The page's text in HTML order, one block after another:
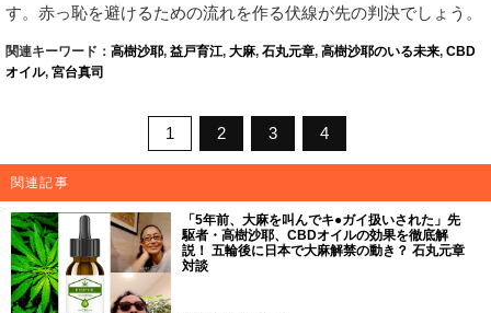
す。赤っ恥を避けるための流れを作る伏線が先の判決でしょう。
関連キーワード： 高樹沙耶, 益戸育江, 大麻, 石丸元章, 高樹沙耶のいる未来, CBD
オイル, 宮台真司
1 2 3 4
関連記事
「5年前、大麻を叫んでキ●ガイ扱いされた」先
駆者・高樹沙耶、CBDオイルの効果を徹底解
説！ 五輪後に日本で大麻解禁の動き？ 石丸元章
対談